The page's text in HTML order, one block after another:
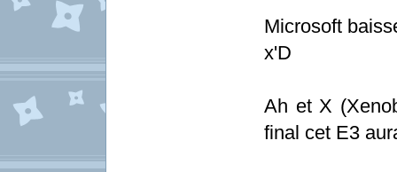
Microsoft
x'D
Ah et X
final cet E3